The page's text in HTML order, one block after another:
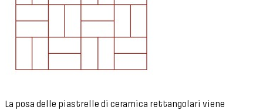
La posa delle piastrelle di ceramica rettangolari viene